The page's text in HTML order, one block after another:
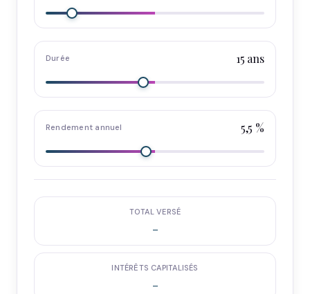
Durée 15 ans
Rendement annuel 5,5 %
TOTAL VERSÉ
-
INTÉRÊTS CAPITALISÉS
-